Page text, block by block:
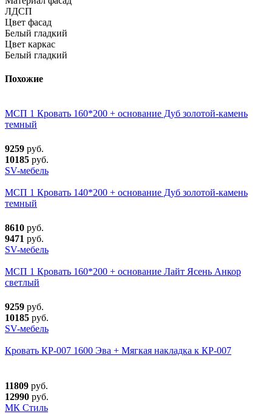
ЛДСП
Цвет фасад
Белый гладкий
Цвет каркас
Белый гладкий
Похожие
МСП 1 Кровать 160*200 + основание Дуб золотой-камень
темный
9259 руб.
10185 руб.
SV-мебель
МСП 1 Кровать 140*200 + основание Дуб золотой-камень
темный
8610 руб.
9471 руб.
SV-мебель
МСП 1 Кровать 160*200 + основание Лайт Ясень Анкор
светлый
9259 руб.
10185 руб.
SV-мебель
Кровать КР-007 1600 Эва + Мягкая накладка к КР-007
11809 руб.
12990 руб.
МК Стиль